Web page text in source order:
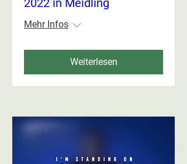
Mehr Infos
Weiterlesen